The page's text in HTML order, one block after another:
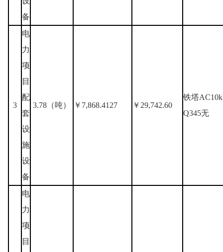
备
3
电
力
项
目
配
套
设
施
设
备
3.78（吨） ￥7,868.4127 ￥29,742.60
铁塔
Q345无
电
力
项
目